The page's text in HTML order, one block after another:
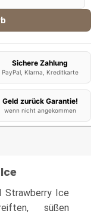
Sichere Zahlung
PayPal, Klarna, Kreditkarte
Geld zurück Garantie!
wenn nicht angekommen
Ice
süßen